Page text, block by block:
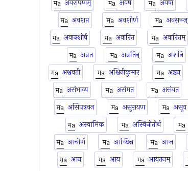
अवरोपणम्
अवर्ष अवर्षा
अवशप्त
अवशीर्ण अवसञ्ज्
अवाक्शीर्ष
अवारित अवारितम्
अव्रत
अव्रतिन् अशनि
अश्ववती
अश्विनीकुमार अष्टन्
असंभाव्य
असंमत असंयत
असिपत्रवन
असुरायण असूय
अस्वामिक
अस्विनीतीर्थ
आचीर्ण
आच्छिन्न आज
आन
आय आयतनम्